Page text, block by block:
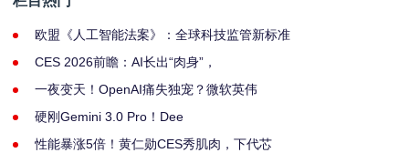
欧盟《人工智能法案》：全球科技监管新标准
CES 2026前瞻：AI长出“肉身”，
一夜变天！OpenAI痛失独宠？微软英伟
硬刚Gemini 3.0 Pro！Dee
性能暴涨5倍！黄仁勋CES秀肌肉，下代芯